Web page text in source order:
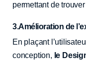
permettant de
3.Amélioration de
En plaçant
conception, le